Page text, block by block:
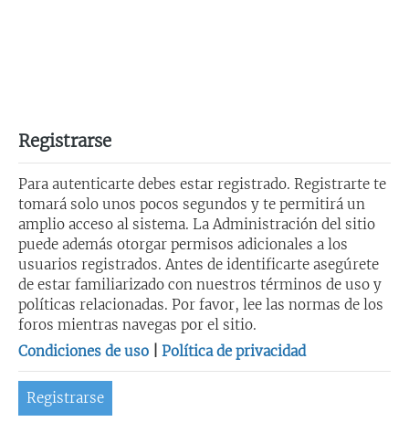
Registrarse
Para autenticarte debes estar registrado. Registrarte te
tomará solo unos pocos segundos y te permitirá un
amplio acceso al sistema. La Administración del sitio
puede además otorgar permisos adicionales a los
usuarios registrados. Antes de identificarte asegúrete
de estar familiarizado con nuestros términos de uso y
políticas relacionadas. Por favor, lee las normas de los
foros mientras navegas por el sitio.
Condiciones de uso
Política de privacidad
Registrarse